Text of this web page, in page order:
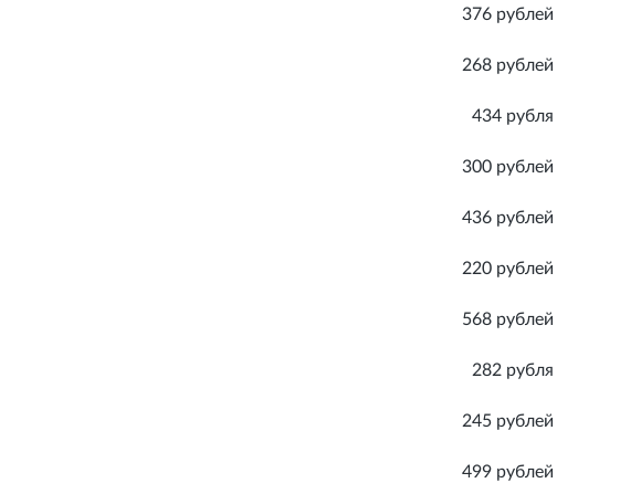
376 рублей
268 рублей
434 рубля
300 рублей
436 рублей
220 рублей
568 рублей
282 рубля
245 рублей
499 рублей